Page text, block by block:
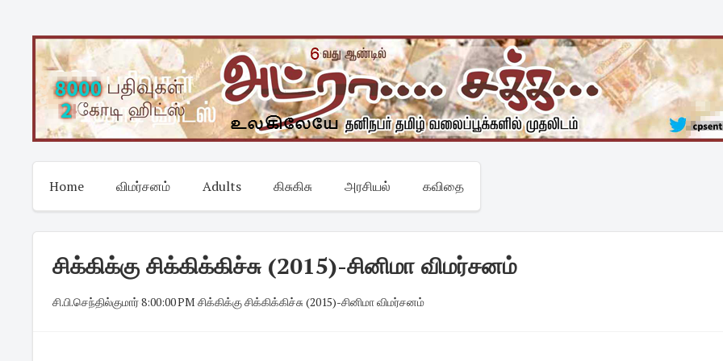
content
Home விமர்சனம் Adults கிசுகிசு அரசியல் கவிதை
சிக்கிக்கு சிக்கிக்கிச்சு (2015)-சினிமா விமர்சனம்
சி.பி.செந்தில்குமார்·8:00:00 PM ·சிக்கிக்கு சிக்கிக்கிச்சு (2015)-சினிமா விமர்சனம்